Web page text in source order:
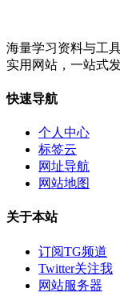
海量学习资料与工
实用网站，一站式
快速导航
个人中心
标签云
网址导航
网站地图
关于本站
订阅TG频道
Twitter关注我
网站服务器